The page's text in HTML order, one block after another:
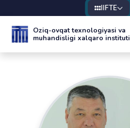
IIFTE
Oziq-ovqat texnologiyasi va
muhandisligi xalqaro instituti